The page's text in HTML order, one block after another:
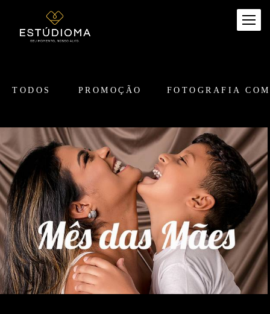
TODOS PROMOÇÃO FOTOGRAFIA